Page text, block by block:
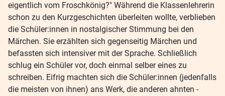
eigentlich vom Froschkönig?" Während die Klassenlehrerin
schon zu den Kurzgeschichten überleiten wollte, verblieben
die Schüler:innen in nostalgischer Stimmung bei den
Märchen. Sie erzählten sich gegenseitig Märchen und
befassten sich intensiver mit der Sprache. Schließlich
schlug ein Schüler vor, doch einmal selber eines zu
schreiben. Eifrig machten sich die Schüler:innen (jedenfalls
die meisten von ihnen) ans Werk, die anderen ahnten -